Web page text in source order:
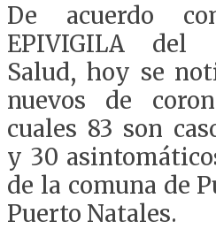
De acuerdo
EPIVIGILA del
Salud, hoy se
nuevos de
cuales 83 son
y 30
de la comuna de
Puerto Natales.